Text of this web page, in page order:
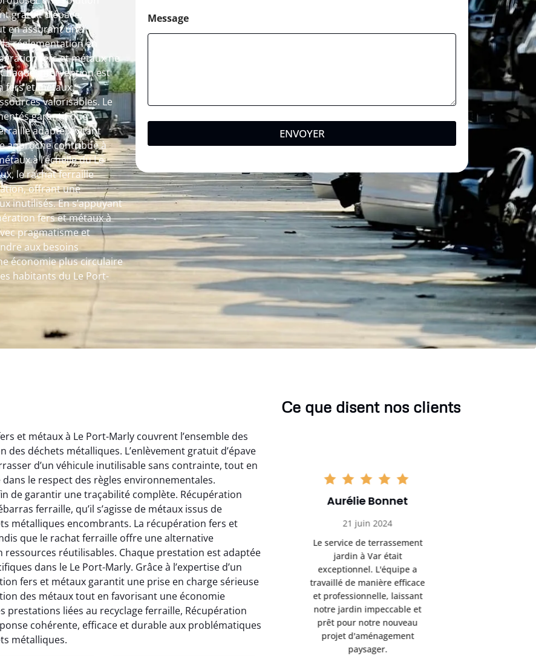
gratuit d’épave,
en assurant une
réglementation en
fers et métaux ne
intervention est
fers et métaux,
valorisables. Le
garantit que
adapté, évitant
approche contribue à
à l’échelle du Le
le rachat ferraille
offrant une
inutilisés. En s’appuyant
fers et métaux à
pragmatisme et
aux besoins
économie plus circulaire
habitants du Le Port-
Message
ENVOYER
et métaux à Le Port-Marly couvrent l’ensemble des
déchets métalliques. L’enlèvement gratuit d’épave
d’un véhicule inutilisable sans contrainte, tout en
le respect des règles environnementales.
de garantir une traçabilité complète. Récupération
ferraille, qu’il s’agisse de métaux issus de
métalliques encombrants. La récupération fers et
que le rachat ferraille offre une alternative
réutilisables. Chaque prestation est adaptée
dans le Le Port-Marly. Grâce à l’expertise d’un
fers et métaux garantit une prise en charge sérieuse
des métaux tout en favorisant une économie
prestations liées au recyclage ferraille, Récupération
cohérente, efficace et durable aux problématiques
métalliques.
Ce que disent nos clients
Bonnet
juin 2024
de terrassement
à Var était
L'équipe a
manière efficace
laissant
impeccable et
notre nouveau
Aurélie Bonnet
21 juin 2024
Le service de terrassement
jardin à Var était
exceptionnel. L'équipe a
travaillé de manière efficace
et professionnelle, laissant
notre jardin impeccable et
prêt pour notre nouveau
Aurélie Bonnet
21 juin 2024
Le service de terrassement
jardin à Var était
exceptionnel. L'équipe a
travaillé de manière efficace
et professionnelle, laissant
notre jardin impeccable et
prêt pour notre nouveau
projet d'aménagement
paysager.